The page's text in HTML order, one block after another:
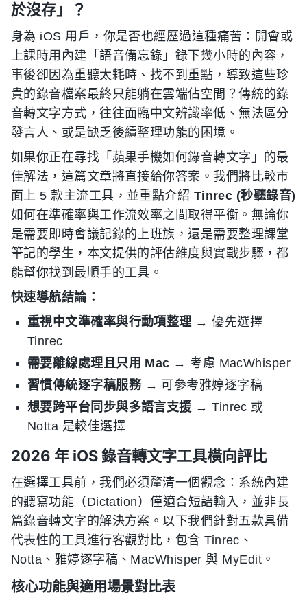
於沒存」？
身為 iOS 用戶，你是否也經歷過這種痛苦：開會或
上課時用內建「語音備忘錄」錄下幾小時的內容，
事後卻因為重聽太耗時、找不到重點，導致這些珍
貴的錄音檔案最終只能躺在雲端佔空間？傳統的錄
音轉文字方式，往往面臨中文辨識率低、無法區分
發言人、或是缺乏後續整理功能的困境。
如果你正在尋找「蘋果手機如何錄音轉文字」的最
佳解法，這篇文章將直接給你答案。我們將比較市
面上 5 款主流工具，並重點介紹 Tinrec (秒聽錄音)
如何在準確率與工作流效率之間取得平衡。無論你
是需要即時會議記錄的上班族，還是需要整理課堂
筆記的學生，本文提供的評估維度與實戰步驟，都
能幫你找到最順手的工具。
快速導航結論：
重視中文準確率與行動項整理→ 優先選擇
Tinrec
需要離線處理且只用 Mac → 考慮 MacWhisper
習慣傳統逐字稿服務→ 可參考雅婷逐字稿
想要跨平台同步與多語言支援 → Tinrec 或
Notta 是較佳選擇
2026 年 iOS 錄音轉文字工具橫向評比
在選擇工具前，我們必須釐清一個觀念：系統內建
的聽寫功能（Dictation）僅適合短語輸入，並非長
篇錄音轉文字的解決方案。以下我們針對五款具備
代表性的工具進行客觀對比，包含 Tinrec、
Notta、雅婷逐字稿、MacWhisper 與 MyEdit。
核心功能與適用場景對比表